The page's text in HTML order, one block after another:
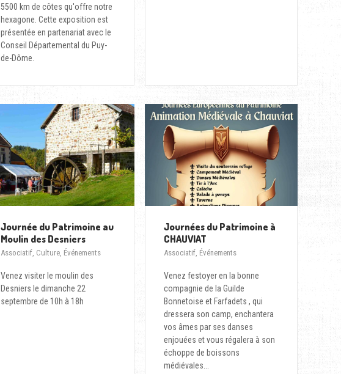
5500 km de côtes qu'offre notre
hexagone. Cette exposition est
présentée en partenariat avec le
Conseil Départemental du Puy-
de-Dôme.
Journée du Patrimoine au
Moulin des Desniers
Associatif Culture Événements
Venez visiter le moulin des
Desniers le dimanche 22
septembre de 10h à 18h
Journées du Patrimoine à
CHAUVIAT
Associatif, Événements
Venez festoyer en la bonne
compagnie de la Guilde
Bonnetoise et Farfadets , qui
dressera son camp, enchantera
vos âmes par ses danses
enjouées et vous régalera à son
échoppe de boissons
médiévales...